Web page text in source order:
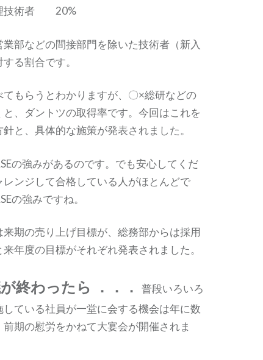
技術者 20%
部などの間接部門を除いた技術者（新入
る割合です。
もらうとわかりますが、〇×総研などの
、ダントツの取得率です。今回はこれを
と、具体的な施策が発表されました。
の強みがあるのです。でも安心してくだ
レンジして合格している人がほとんどで
の強みですね。
期の売り上げ目標が、総務部からは採用
年度の目標がそれぞれ発表されました。
終わったら ．．．普段いろいろ
ている社員が一堂に会する機会は年に数
期の慰労をかねて大宴会が開催されま